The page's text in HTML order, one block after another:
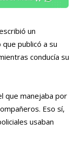
un
publicó a su
conducía su
que manejaba por
Eso sí,
usaban